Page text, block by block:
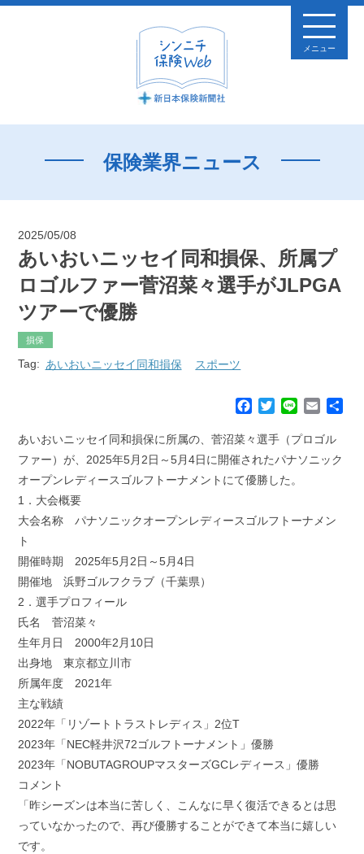
メニュー
保険業界ニュース
2025/05/08
あいおいニッセイ同和損保、所属プ
ロゴルファー菅沼菜々選手がJLPGA
ツアーで優勝
損保
Tag: あいおいニッセイ同和損保 スポーツ
c
e
o
k
T
i
t
e
n
e
E
a
あいおいニッセイ同和損保に所属の、菅沼菜々選手（プロゴル
ファー）が、2025年5月2日～5月4日に開催されたパナソニック
オープンレディースゴルフトーナメントにて優勝した。
1．大会概要
大会名称 パナソニックオープンレディースゴルフトーナメン
ト
開催時期 2025年5月2日～5月4日
開催地 浜野ゴルフクラブ（千葉県）
2．選手プロフィール
氏名 菅沼菜々
生年月日 2000年2月10日
出身地 東京都立川市
所属年度 2021年
主な戦績
2022年「リゾートトラストレディス」2位T
2023年「NEC軽井沢72ゴルフトーナメント」優勝
2023年「NOBUTAGROUPマスターズGCレディース」優勝
コメント
「昨シーズンは本当に苦しく、こんなに早く復活できるとは思
っていなかったので、再び優勝することができて本当に嬉しい
です。